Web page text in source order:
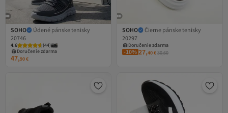
SOHO
Údené pánske tenisky
20746
4.6 (44)
Doručenie zdarma
47,90€
SOHO
Čierne pánske tenisky
20297
Doručenie zdarma
-10% 27,40€30,60